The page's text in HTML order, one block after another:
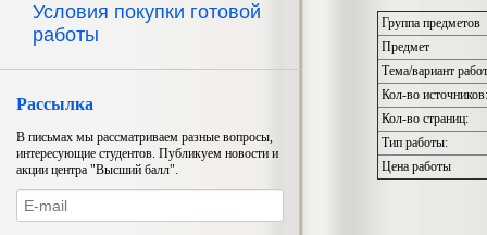
Условия покупки готовой
работы
Рассылка
В письмах мы рассматриваем разные вопросы,
интересующие студентов. Публикуем новости и
акции центра "Высший балл".
Группа предметов
Предмет
Тема/вариант
Кол-во источников:
Кол-во страниц:
Тип работы:
Цена работы